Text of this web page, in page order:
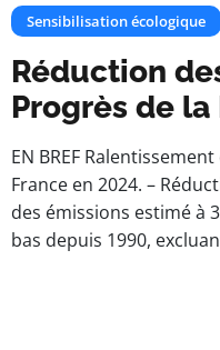
Sensibilisation écologique
Réduction
Progrès de
EN BREF
France en 2024. –
des émissions estimé à
bas depuis 1990,